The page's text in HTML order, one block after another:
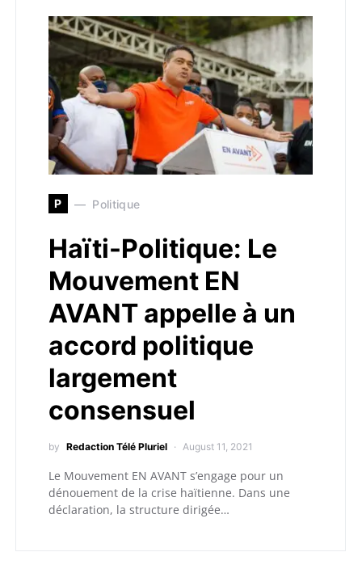
P Politique
Haïti-Politique: Le
Mouvement EN
AVANT appelle à un
accord politique
largement
consensuel
by Redaction Télé Pluriel August 11, 2021
Le Mouvement EN AVANT s’engage pour un
dénouement de la crise haïtienne. Dans une
déclaration, la structure dirigée…